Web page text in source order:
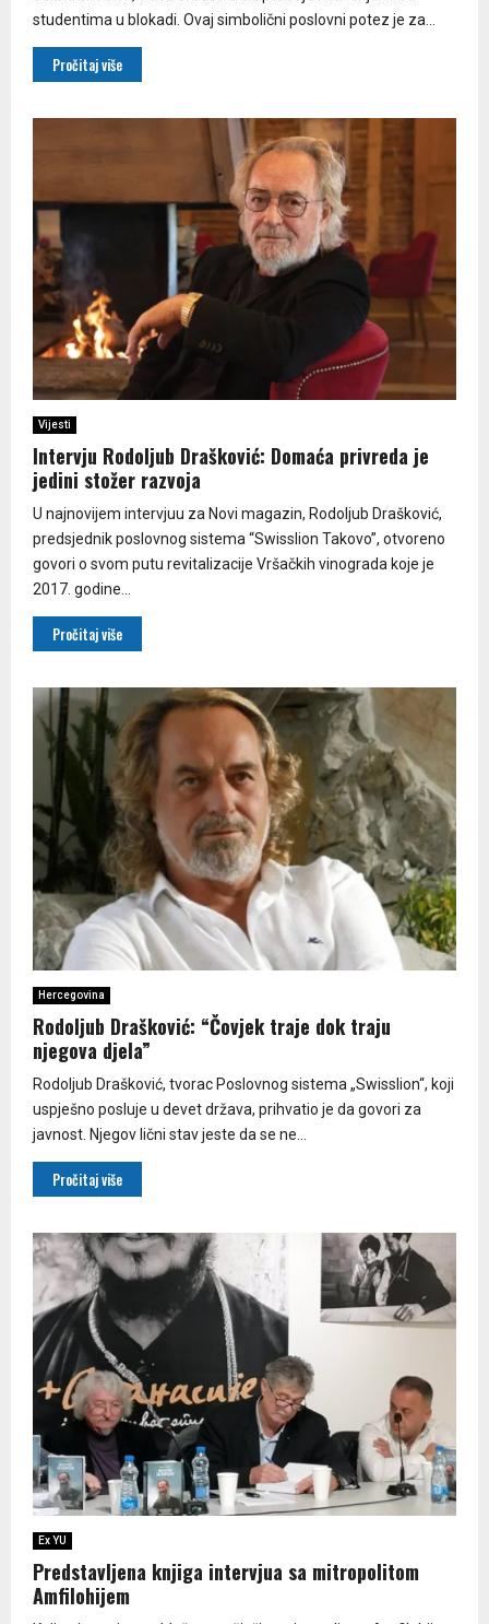
studentima u blokadi. Ovaj simbolični poslovni potez je za...
Pročitaj više
Vijesti
Intervju Rodoljub Drašković: Domaća privreda je
jedini stožer razvoja
U najnovijem intervjuu za Novi magazin, Rodoljub Drašković,
predsjednik poslovnog sistema “Swisslion Takovo”, otvoreno
govori o svom putu revitalizacije Vršačkih vinograda koje je
2017. godine...
Pročitaj više
Hercegovina
Rodoljub Drašković: “Čovjek traje dok traju
njegova djela”
Rodoljub Drašković, tvorac Poslovnog sistema „Swisslion“, koji
uspješno posluje u devet država, prihvatio je da govori za
javnost. Njegov lični stav jeste da se ne...
Pročitaj više
Ex YU
Predstavljena knjiga intervjua sa mitropolitom
Amfilohijem